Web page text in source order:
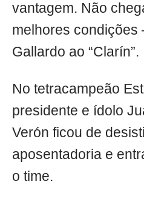
vantagem. Não
melhores
Gallardo ao “Clarín”.
No tetracampeão
presidente e ídolo
Verón ficou de
aposentadoria e
o time.